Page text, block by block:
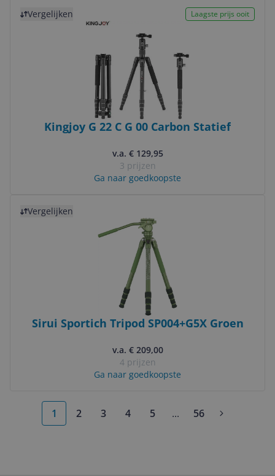
Vergelijken Laagste prijs ooit
Kingjoy G 22 C G 00 Carbon Statief
v.a. € 129,95
3 prijzen
Ga naar goedkoopste
Vergelijken
Sirui Sportich Tripod SP004+G5X Groen
v.a. € 209,00
4 prijzen
Ga naar goedkoopste
1 2 3 4 5 ...More pages
56